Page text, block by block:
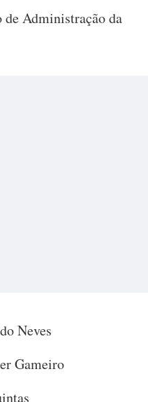
de Administração da
Neves
Gameiro